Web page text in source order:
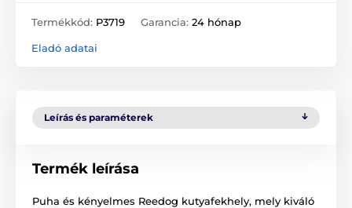
Termékkód: P3719 Garancia: 24 hónap
Eladó adatai
Leírás és paraméterek
Termék leírása
Puha és kényelmes Reedog kutyafekhely, mely kiváló